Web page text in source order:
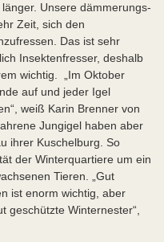
Unsere dämmerungs-
Zeit, sich den
Das ist sehr
Insektenfresser, deshalb
wichtig. „Im Oktober
auf und jeder Igel
weiß Karin Brenner von
Jungigel haben aber
ihrer Kuschelburg. So
der Winterquartiere um ein
Tieren. „Gut
ist enorm wichtig, aber
geschützte Winternester“,